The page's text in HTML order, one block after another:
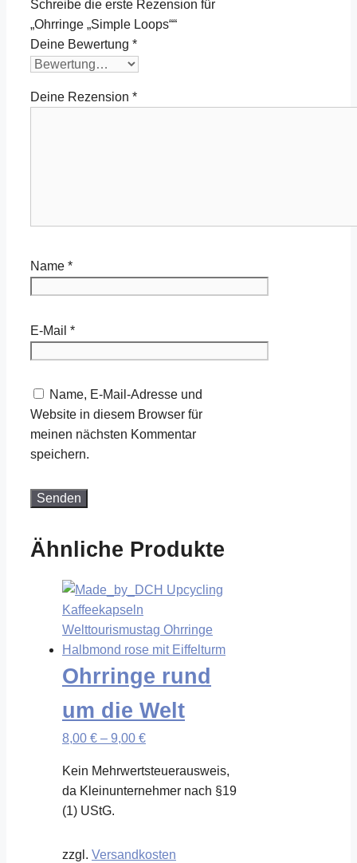
Schreibe die erste Rezension für
„Ohrringe „Simple Loops““
Deine Bewertung *
Deine Rezension *
Name *
E-Mail *
Name, E-Mail-Adresse und
Website in diesem Browser für
meinen nächsten Kommentar
speichern.
Ähnliche Produkte
Ohrringe rund
um die Welt
8,00 € – 9,00 €
Kein Mehrwertsteuerausweis,
da Kleinunternehmer nach §19
(1) UStG.
zzgl. Versandkosten